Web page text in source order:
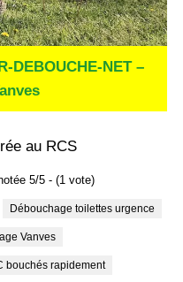
DEBOUCHE-NET –
au RCS
5/5 - (1 vote)
Débouchage toilettes urgence
Vanves
bouchés rapidement